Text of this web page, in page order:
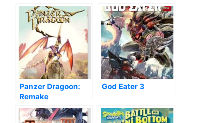
Panzer Dragoon:
Remake
God Eater 3